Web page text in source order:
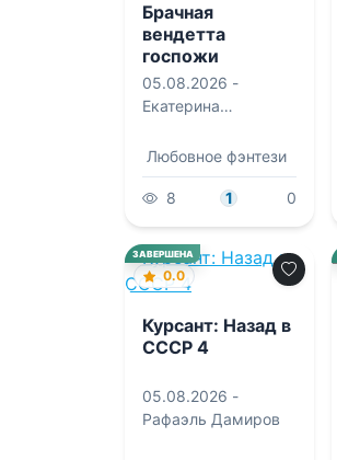
Брачная
вендетта
госпожи
Демидовой
05.08.2026 -
Екатерина
Боброва
Любовное фэнтези
8 1 0
ЗАВЕРШЕНА
0.0
Курсант: Назад в
СССР 4
05.08.2026 -
Рафаэль Дамиров